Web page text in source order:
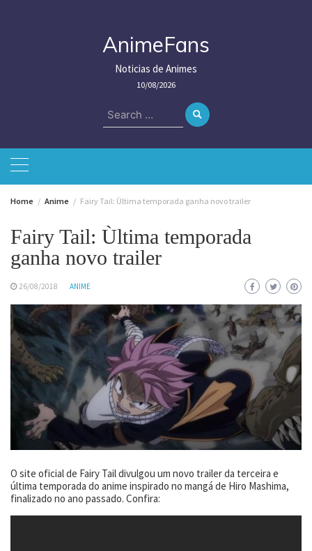
AnimeFans
Noticias de Animes
10/08/2026
Search
for:
Home Anime Fairy Tail: Ùltima temporada ganha novo trailer
Fairy Tail: Ùltima temporada
ganha novo trailer
26/08/2018 ANIME
O site oficial de Fairy Tail divulgou um novo trailer da terceira e
última temporada do anime inspirado no mangá de Hiro Mashima,
finalizado no ano passado. Confira: